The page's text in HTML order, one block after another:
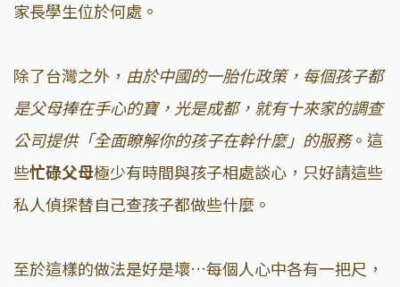
家長學生位於何處。
除了台灣之外， 由於中國的一胎化政策，每個孩子都
是父母捧在手心的寶，光是成都，就有十來家的調查
公司提供「全面瞭解你的孩子在幹什麼」的服務。這
些忙碌父母極少有時間與孩子相處談心，只好請這些
私人偵探替自己查孩子都做些什麼。
至於這樣的做法是好是壞…每個人心中各有一把尺，